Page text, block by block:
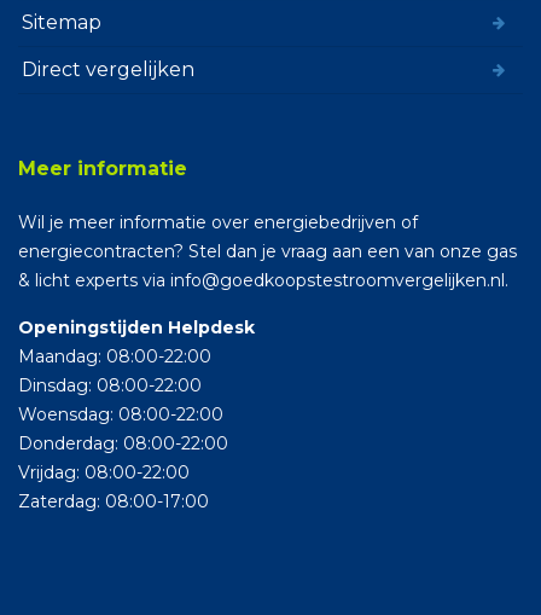
Sitemap
Direct vergelijken
Meer informatie
Wil je meer informatie over energiebedrijven of
energiecontracten? Stel dan je vraag aan een van onze gas
& licht experts via info@goedkoopstestroomvergelijken.nl.
Openingstijden Helpdesk
Maandag: 08:00-22:00
Dinsdag: 08:00-22:00
Woensdag: 08:00-22:00
Donderdag: 08:00-22:00
Vrijdag: 08:00-22:00
Zaterdag: 08:00-17:00